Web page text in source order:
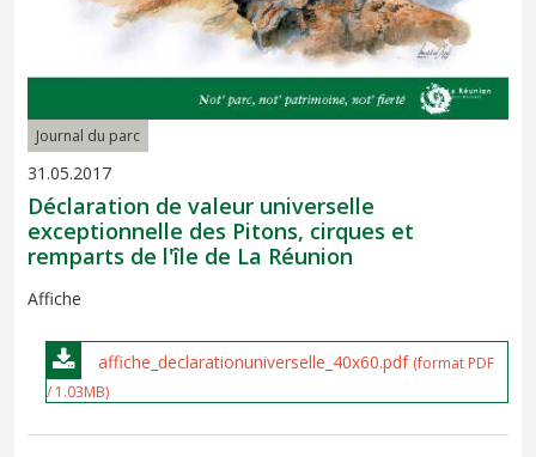
Journal du parc
31.05.2017
Déclaration de valeur universelle
exceptionnelle des Pitons, cirques et
remparts de l'île de La Réunion
Affiche
affiche_declarationuniverselle_40x60.pdf (format PDF
/ 1.03MB)